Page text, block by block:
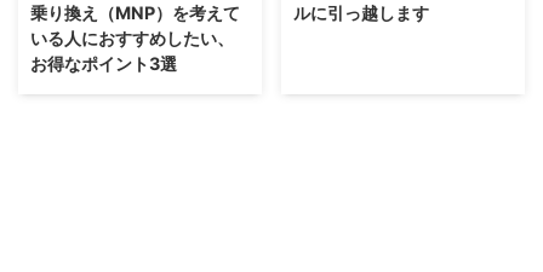
乗り換え（MNP）を考えて
いる人におすすめしたい、
お得なポイント3選
ルに引っ越します